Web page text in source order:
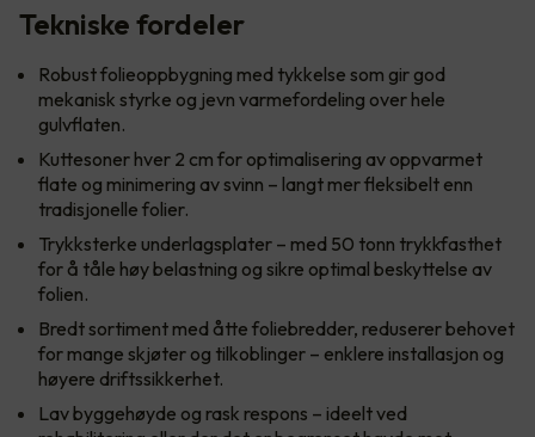
Tekniske fordeler
Robust folieoppbygning med tykkelse som gir god
mekanisk styrke og jevn varmefordeling over hele
gulvflaten.
Kuttesoner hver 2 cm for optimalisering av oppvarmet
flate og minimering av svinn – langt mer fleksibelt enn
tradisjonelle folier.
Trykksterke underlagsplater – med 50 tonn trykkfasthet
for å tåle høy belastning og sikre optimal beskyttelse av
folien.
Bredt sortiment med åtte foliebredder, reduserer behovet
for mange skjøter og tilkoblinger – enklere installasjon og
høyere driftssikkerhet.
Lav byggehøyde og rask respons – ideelt ved